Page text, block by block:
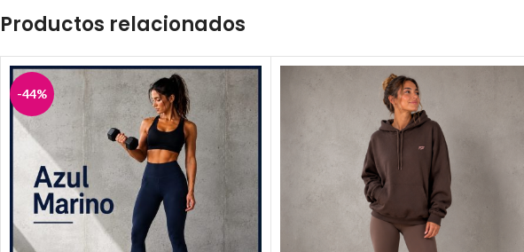
Productos relacionados
-44%